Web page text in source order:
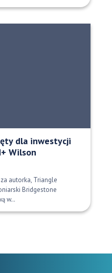
dla inwestycji
Wilson
autorka, Triangle
Bridgestone
w…